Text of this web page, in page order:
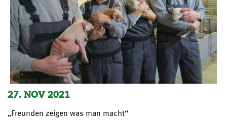
27. NOV 2021
„Freunden zeigen was man macht“